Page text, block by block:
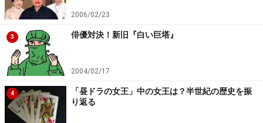
2006/02/23
3 俳優対決！新旧『白い巨塔』
2004/02/17
4
「昼ドラの女王」中の女王は？半世紀の歴史を振
り返る